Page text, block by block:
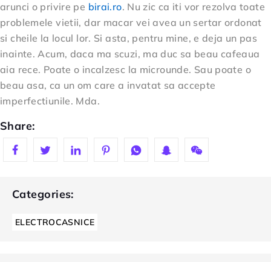
arunci o privire pe birai.ro. Nu zic ca iti vor rezolva toate
problemele vietii, dar macar vei avea un sertar ordonat
si cheile la locul lor. Si asta, pentru mine, e deja un pas
inainte. Acum, daca ma scuzi, ma duc sa beau cafeaua
aia rece. Poate o incalzesc la microunde. Sau poate o
beau asa, ca un om care a invatat sa accepte
imperfectiunile. Mda.
Share:
Categories:
ELECTROCASNICE